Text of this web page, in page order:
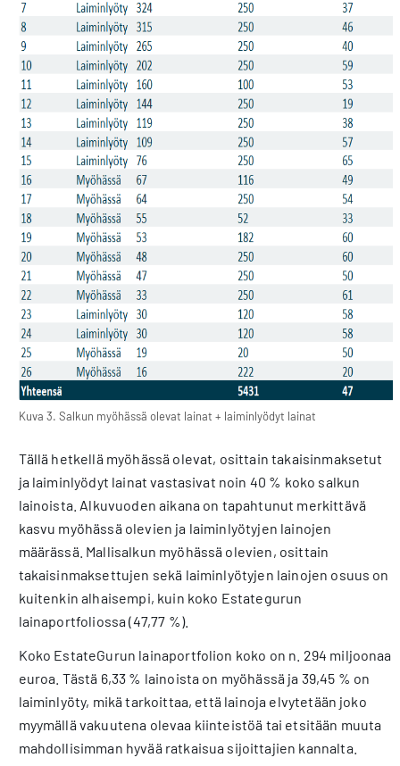
Kuva 3. Salkun myöhässä olevat lainat + laiminlyödyt lainat
Tällä hetkellä myöhässä olevat, osittain takaisinmaksetut
ja laiminlyödyt lainat vastasivat noin 40 % koko salkun
lainoista. Alkuvuoden aikana on tapahtunut merkittävä
kasvu myöhässä olevien ja laiminlyötyjen lainojen
määrässä. Mallisalkun myöhässä olevien, osittain
takaisinmaksettujen sekä laiminlyötyjen lainojen osuus on
kuitenkin alhaisempi, kuin koko Estategurun
lainaportfoliossa (47,77 %).
Koko EstateGurun lainaportfolion koko on n. 294 miljoonaa
euroa. Tästä 6,33 % lainoista on myöhässä ja 39,45 % on
laiminlyöty, mikä tarkoittaa, että lainoja elvytetään joko
myymällä vakuutena olevaa kiinteistöä tai etsitään muuta
mahdollisimman hyvää ratkaisua sijoittajien kannalta.